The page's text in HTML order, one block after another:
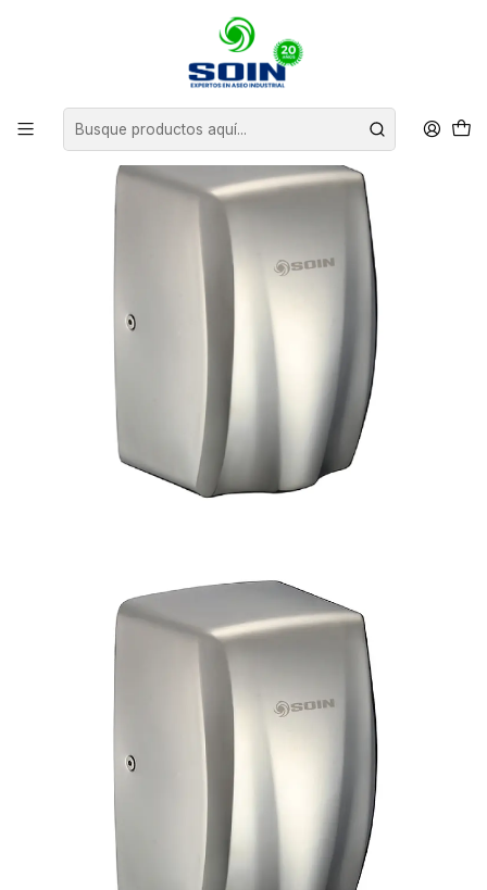
EQUIPOS DE ASEO
SECADOR DE MANOS ACERO INOX 1800W